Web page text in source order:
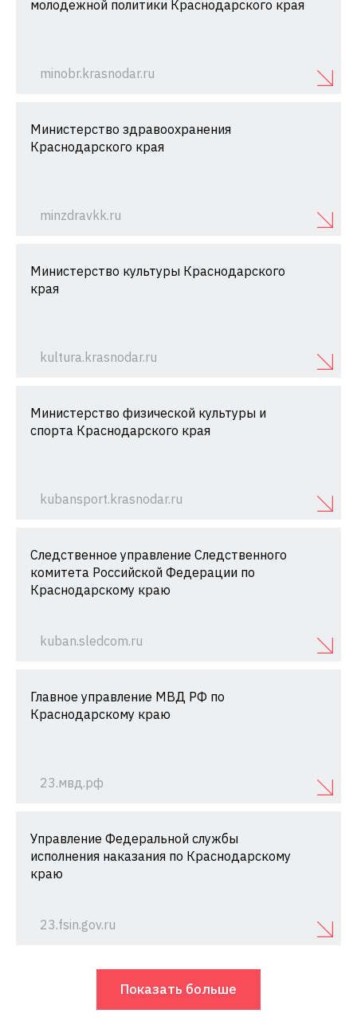
молодежной политики Краснодарского края
minobr.krasnodar.ru
Министерство здравоохранения
Краснодарского края
minzdravkk.ru
Министерство культуры Краснодарского
края
kultura.krasnodar.ru
Министерство физической культуры и
спорта Краснодарского края
kubansport.krasnodar.ru
Следственное управление Следственного
комитета Российской Федерации по
Краснодарскому краю
kuban.sledcom.ru
Главное управление МВД РФ по
Краснодарскому краю
23.мвд.рф
Управление Федеральной службы
исполнения наказания по Краснодарскому
краю
23.fsin.gov.ru
Показать больше